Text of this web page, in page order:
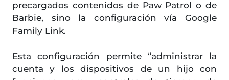
precargados contenidos de Paw Patrol o de
Barbie, sino la configuración vía Google
Family Link.
Esta configuración permite “administrar la
cuenta y los dispositivos de un hijo con